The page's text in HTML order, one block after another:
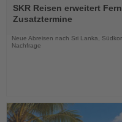
Sie
die
SKR Reisen erweitert
Zusatztermine
Neue Abreisen nach Sri Lanka,
Nachfrage